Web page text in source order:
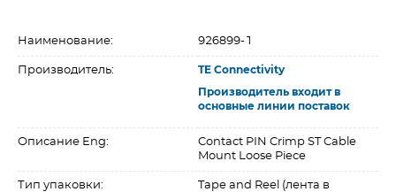
Наименование: 926899-1
Производитель: TE Connectivity
Производитель входит в
основные линии поставок
Описание Eng:
Contact PIN Crimp ST Cable
Mount Loose Piece
Тип упаковки:
Tape and Reel (лента в